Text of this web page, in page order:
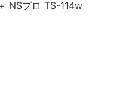
NSプロ TS-114w